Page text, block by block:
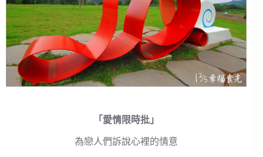
「愛情限時批」
為戀人們訴說心裡的情意